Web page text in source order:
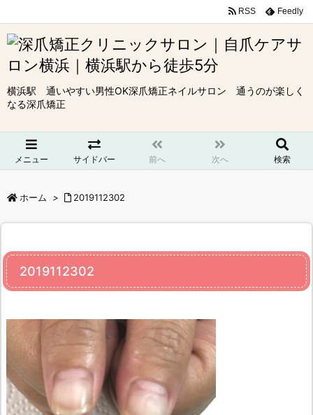
横浜駅 通いやすい男性OK深爪矯正ネイルサロン 通うのが楽しく
なる深爪矯正
メニュー サイドバー 前へ 次へ 検索
RSS Feedly
ホーム > 2019112302
2019112302